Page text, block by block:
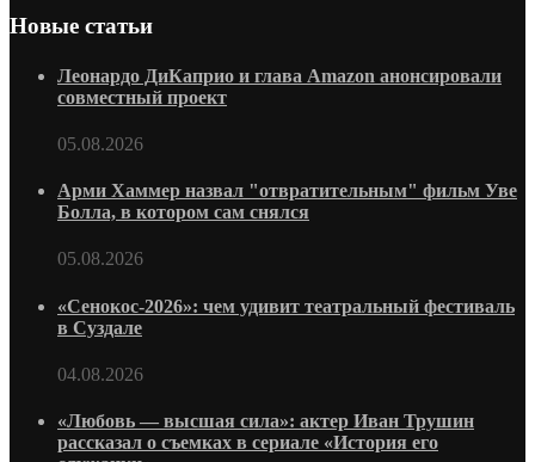
Новые статьи
Леонардо ДиКаприо и глава Amazon анонсировали
совместный проект
05.08.2026
Арми Хаммер назвал "отвратительным" фильм Уве
Болла, в котором сам снялся
05.08.2026
«Сенокос-2026»: чем удивит театральный фестиваль
в Суздале
04.08.2026
«Любовь — высшая сила»: актер Иван Трушин
рассказал о съемках в сериале «История его